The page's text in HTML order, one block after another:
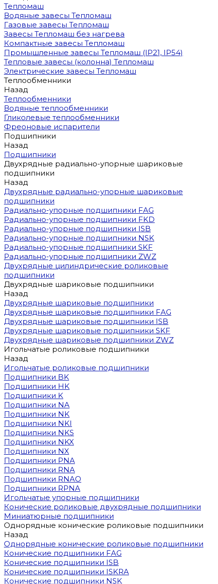
Тепломаш
Водяные завесы Тепломаш
Газовые завесы Тепломаш
Завесы Тепломаш без нагрева
Компактные завесы Тепломаш
Промышленные завесы Тепломаш (IP21, IP54)
Тепловые завесы (колонна) Тепломаш
Электрические завесы Тепломаш
Теплообменники
Назад
Теплообменники
Водяные теплообменники
Гликолевые теплообменники
Фреоновые испарители
Подшипники
Назад
Подшипники
Двухрядные радиально-упорные шариковые
подшипники
Назад
Двухрядные радиально-упорные шариковые
подшипники
Радиально-упорные подшипники FAG
Радиально-упорные подшипники FKD
Радиально-упорные подшипники ISB
Радиально-упорные подшипники NSK
Радиально-упорные подшипники SKF
Радиально-упорные подшипники ZWZ
Двухрядные цилиндрические роликовые
подшипники
Двухрядные шариковые подшипники
Назад
Двухрядные шариковые подшипники
Двухрядные шариковые подшипники FAG
Двухрядные шариковые подшипники ISB
Двухрядные шариковые подшипники SKF
Двухрядные шариковые подшипники ZWZ
Игольчатые роликовые подшипники
Назад
Игольчатые роликовые подшипники
Подшипники BK
Подшипники HK
Подшипники K
Подшипники NA
Подшипники NK
Подшипники NKI
Подшипники NKS
Подшипники NKX
Подшипники NX
Подшипники PNA
Подшипники RNA
Подшипники RNAO
Подшипники RPNA
Игольчатые упорные подшипники
Конические роликовые двухрядные подшипники
Миниатюрные подшипники
Однорядные конические роликовые подшипники
Назад
Однорядные конические роликовые подшипники
Конические подшипники FAG
Конические подшипники ISB
Конические подшипники ISKRA
Конические подшипники NSK